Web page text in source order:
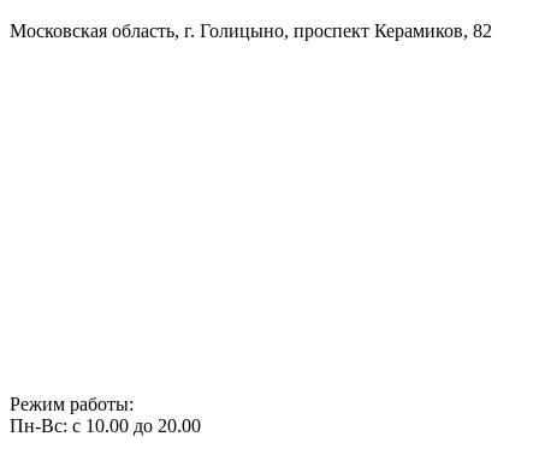
Московская область, г. Голицыно, проспект Керамиков, 82
Режим работы:
Пн-Вс: с 10.00 до 20.00